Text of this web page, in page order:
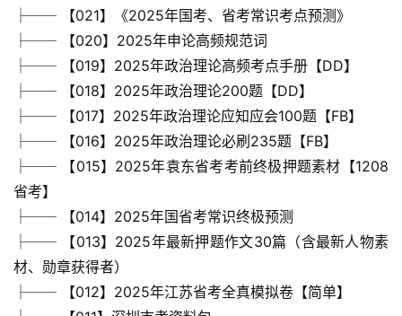
├── 【021】《2025年国考、省考常识考点预测》
├── 【020】2025年申论高频规范词
├── 【019】2025年政治理论高频考点手册【DD】
├── 【018】2025年政治理论200题【DD】
├── 【017】2025年政治理论应知应会100题【FB】
├── 【016】2025年政治理论必刷235题【FB】
├── 【015】2025年袁东省考考前终极押题素材【1208
省考】
├── 【014】2025年国省考常识终极预测
├── 【013】2025年最新押题作文30篇（含最新人物素
材、勋章获得者）
├── 【012】2025年江苏省考全真模拟卷【简单】